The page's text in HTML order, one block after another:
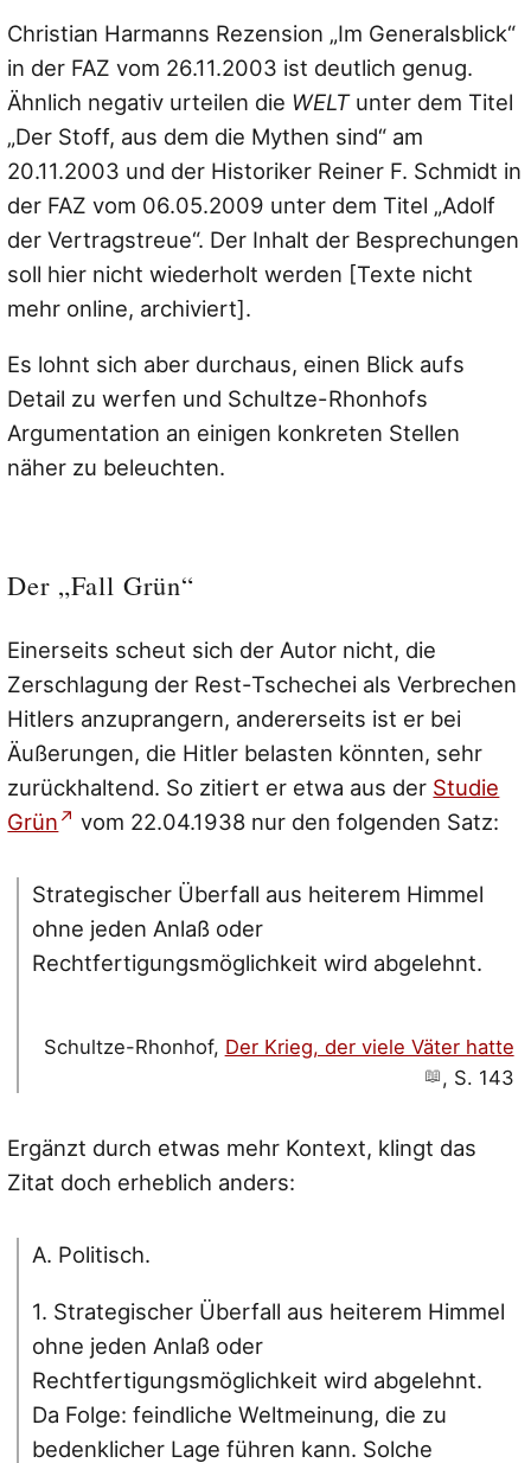
Christian Harmanns Rezension „Im Generalsblick“
in der FAZ vom 26.11.2003 ist deutlich genug.
Ähnlich negativ urteilen die WELTunter dem Titel
„Der Stoff, aus dem die Mythen sind“ am
20.11.2003 und der Historiker Reiner F. Schmidt in
der FAZ vom 06.05.2009 unter dem Titel „Adolf
der Vertragstreue“. Der Inhalt der Besprechungen
soll hier nicht wiederholt werden [Texte nicht
mehr online, archiviert].
Es lohnt sich aber durchaus, einen Blick aufs
Detail zu werfen und Schultze-Rhonhofs
Argumentation an einigen konkreten Stellen
näher zu beleuchten.
Der „Fall Grün“
Einerseits scheut sich der Autor nicht, die
Zerschlagung der Rest-Tschechei als Verbrechen
Hitlers anzuprangern, andererseits ist er bei
Äußerungen, die Hitler belasten könnten, sehr
zurückhaltend. So zitiert er etwa aus der Studie
Grün
vom 22.04.1938 nur den folgenden Satz:
Strategischer Überfall aus heiterem Himmel
ohne jeden Anlaß oder
Rechtfertigungsmöglichkeit wird abgelehnt.
Schultze-Rhonhof, Der Krieg, der viele Väter hatte
, S. 143
Ergänzt durch etwas mehr Kontext, klingt das
Zitat doch erheblich anders:
A. Politisch.
1. Strategischer Überfall aus heiterem Himmel
ohne jeden Anlaß oder
Rechtfertigungsmöglichkeit wird abgelehnt.
Da Folge: feindliche Weltmeinung, die zu
bedenklicher Lage führen kann. Solche